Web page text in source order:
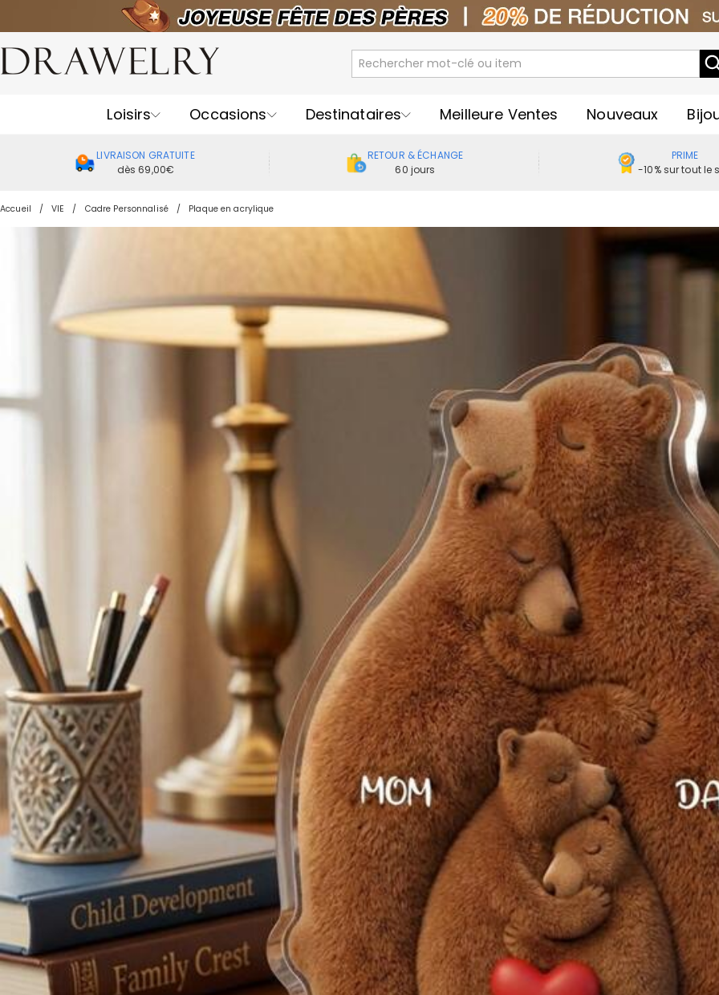
Loisirs Occasions Destinataires Meilleure Ventes Nouveaux
LIVRAISON GRATUITE
dès 69,00€
RETOUR & ÉCHANGE
60 jours
PRIME
-10% sur tout le
Accueil VIE Cadre Personnalisé Plaque en acrylique